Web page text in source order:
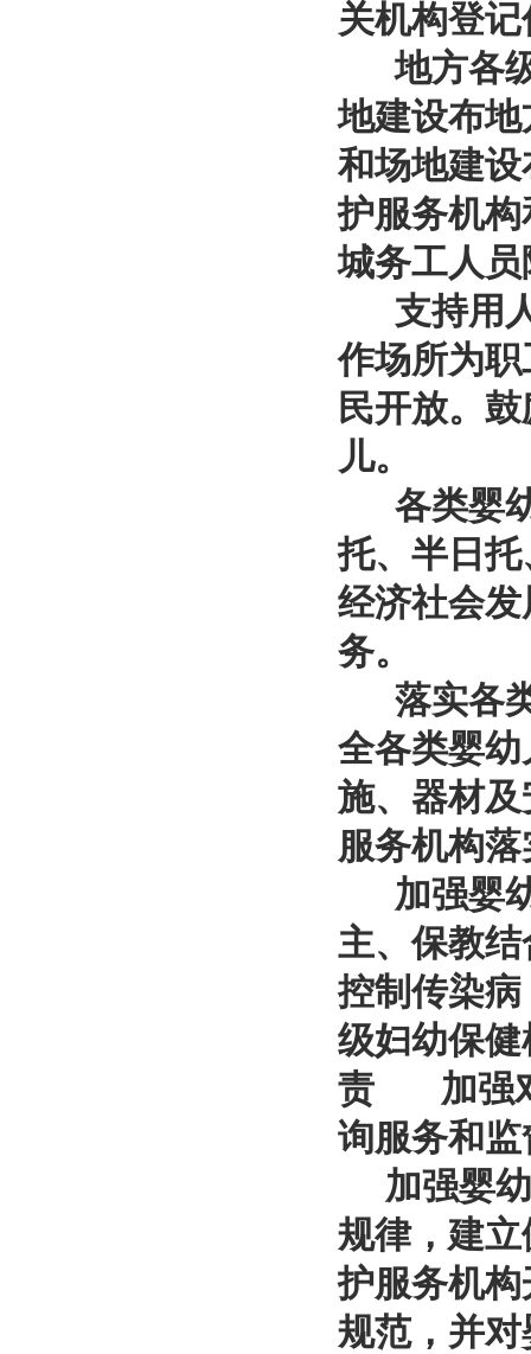
关机构登
地方各级
地建设布
和场地建
护服务机
城务工人
支持用人
作场所为
民开放。
儿。
各类婴幼
托、半日
经济社会
务。
落实各类
全各类婴
施、器材
服务机构
加强婴幼
主、保教
控制传染
级妇幼保
责 加强对
询服务和
加强婴幼
规律，建
护服务机
规范，并